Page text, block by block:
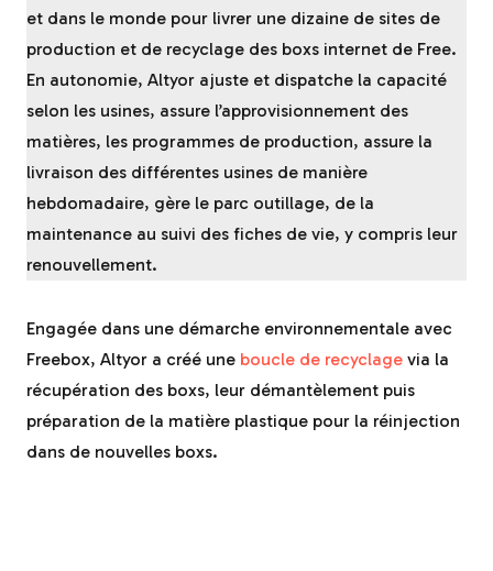
et dans le monde pour livrer une dizaine de sites de
production et de recyclage des boxs internet de Free.
En autonomie, Altyor ajuste et dispatche la capacité
selon les usines, assure l’approvisionnement des
matières, les programmes de production, assure la
livraison des différentes usines de manière
hebdomadaire, gère le parc outillage, de la
maintenance au suivi des fiches de vie, y compris leur
renouvellement.
Engagée dans une démarche environnementale avec
Freebox, Altyor a créé une boucle de recyclage via la
récupération des boxs, leur démantèlement puis
préparation de la matière plastique pour la réinjection
dans de nouvelles boxs.